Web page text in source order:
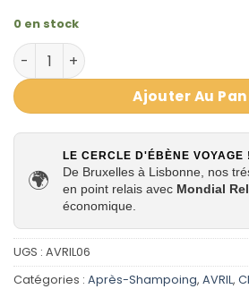
0 en stock
quantité de APRÈS-SHAMPOING
Ajouter Au
🌍
LE CERCLE D'ÉBÈNE VOYAGE !
De Bruxelles à Lisbonne, nos
en point relais avec Mondial
économique.
UGS : AVRIL06
Catégories : Après-Shampoing, AVRIL,